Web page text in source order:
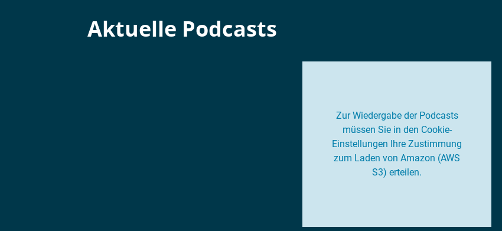
Aktuelle Podcasts
Zur Wiedergabe der Podcasts
müssen Sie in den Cookie-
Einstellungen Ihre Zustimmung
zum Laden von Amazon (AWS
S3) erteilen.